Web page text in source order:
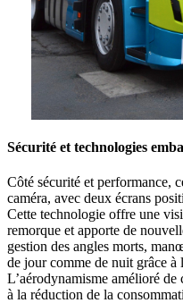
Sécurité et technologies
Côté sécurité et performance,
caméra, avec deux écrans
Cette technologie offre une
remorque et apporte de
gestion des angles morts,
de jour comme de nuit grâce à
L’aérodynamisme amélioré
à la réduction de la